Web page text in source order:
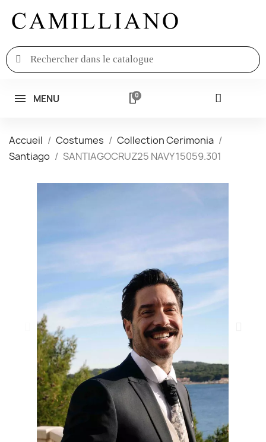
MENU
Accueil Costumes
Collection Cerimonia
Santiago
SANTIAGOCRUZ25 NAVY 15059.301